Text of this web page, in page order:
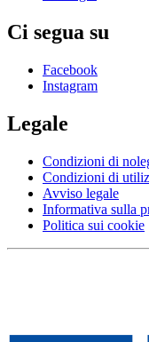
Ci segua su
Facebook
Instagram
Legale
Condizioni di
Condizioni di
Avviso legale
Informativa sulla
Politica sui cookie